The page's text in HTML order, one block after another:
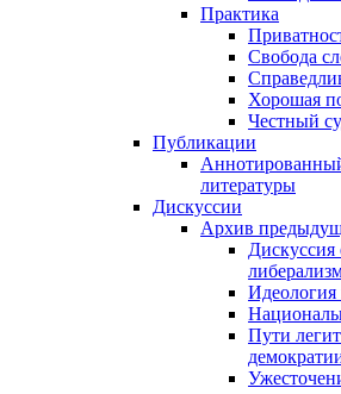
Практика
Свобода
Хорошая
Честный
Публикации
литературы
Дискуссии
Архив
Дискуссия
Идеология
Пути